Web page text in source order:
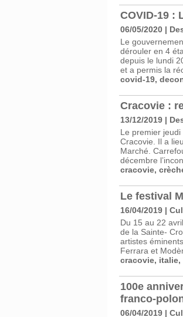
COVID-19 :
06/05/2020|
Le
dérouler en 4
depuis le lundi
et a permis la
covid-19,
Cracovie :
13/12/2019|
Le premier
Cracovie. Il a
Marché.
décembre
cracovie,
Le festival
16/04/2019|
Du 15 au 22
de la Sainte-
artistes
Ferrara et
cracovie, italie,
100e
franco-
06/04/2019|